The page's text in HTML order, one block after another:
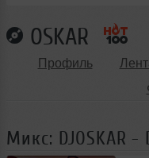
OSKAR
Профиль
Микс: DJOSKAR -